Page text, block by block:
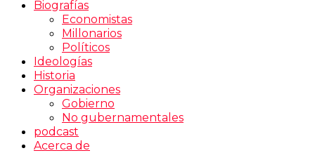
Biografías
Economistas
Millonarios
Políticos
Ideologías
Historia
Organizaciones
Gobierno
No gubernamentales
podcast
Acerca de